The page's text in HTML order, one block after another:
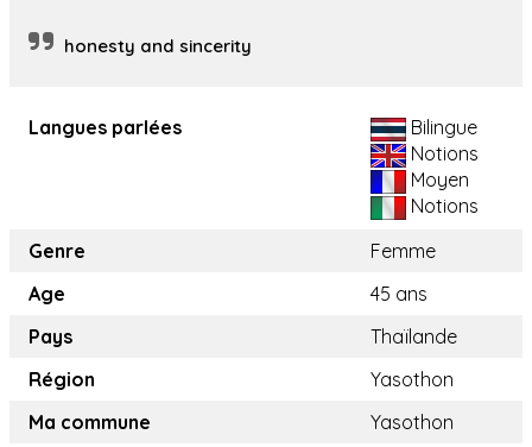
honesty and sincerity
Langues parlées
Bilingue
Notions
Moyen
Notions
Genre
Femme
Age
45 ans
Pays
Thaïlande
Région
Yasothon
Ma commune
Yasothon